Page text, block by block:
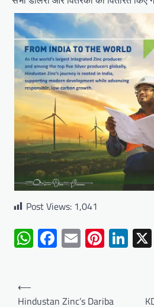
Post Views: 1,041
WhatsApp
Facebook
Email
Post
navigation
⟵
Hindustan Zinc’s Dariba